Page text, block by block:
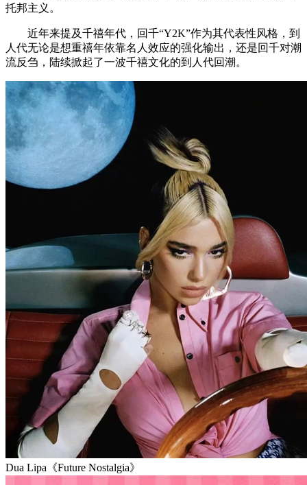
托邦主义。
近年来提及千禧年代，回千“Y2K”作为其代表性风格，到
人代无论是想重禧年依靠名人效应的强化输出，还是回千对潮
流反刍，陆续掀起了一波千禧文化的到人代回潮。
Dua Lipa《Future Nostalgia》